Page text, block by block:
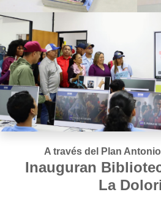
A través del Plan
Inauguran
La